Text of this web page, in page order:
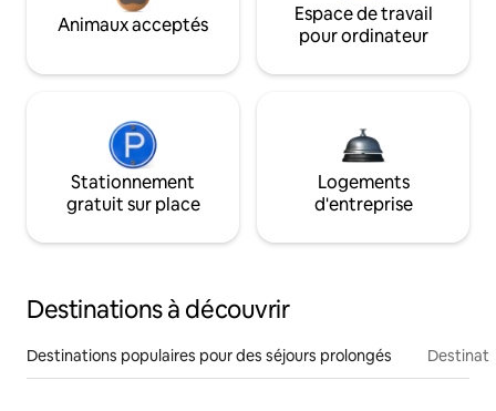
Animaux acceptés
Espace de travail
pour ordinateur
Stationnement
gratuit sur place
Logements
d'entreprise
Destinations à découvrir
Destinations populaires pour des séjours prolongés